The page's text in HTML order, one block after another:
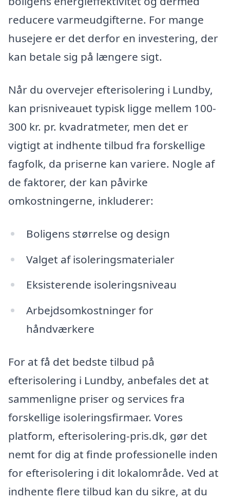
reducere varmeudgifterne. For mange
husejere er det derfor en investering, der
kan betale sig på længere sigt.
Når du overvejer efterisolering i Lundby,
kan prisniveauet typisk ligge mellem 100-
300 kr. pr. kvadratmeter, men det er
vigtigt at indhente tilbud fra forskellige
fagfolk, da priserne kan variere. Nogle af
de faktorer, der kan påvirke
omkostningerne, inkluderer:
Boligens størrelse og design
Valget af isoleringsmaterialer
Eksisterende isoleringsniveau
Arbejdsomkostninger for
håndværkere
For at få det bedste tilbud på
efterisolering i Lundby, anbefales det at
sammenligne priser og services fra
forskellige isoleringsfirmaer. Vores
platform, efterisolering-pris.dk, gør det
nemt for dig at finde professionelle inden
for efterisolering i dit lokalområde. Ved at
indhente flere tilbud kan du sikre, at du